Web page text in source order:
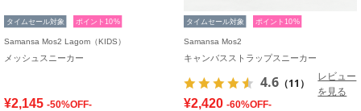
タイムセール対象 ポイント10%
Samansa Mos2 Lagom（KIDS）
メッシュスニーカー
¥2,145 -50%OFF-
タイムセール対象 ポイント10%
Samansa Mos2
キャンバスストラップスニーカー
4.6 （11）
レビュー
を見る
¥2,420 -60%OFF-